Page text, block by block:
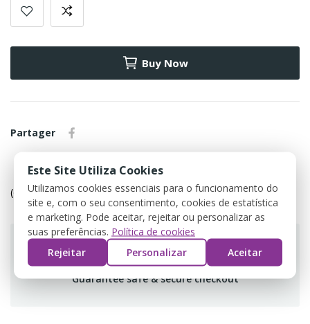
Buy Now
Partager
Política de devolução
(editar com o módulo Customer Reassurance)
Guarantee safe & secure checkout
Este Site Utiliza Cookies
Utilizamos cookies essenciais para o funcionamento do
site e, com o seu consentimento, cookies de estatística
e marketing. Pode aceitar, rejeitar ou personalizar as
suas preferências. Política de cookies
Rejeitar
Personalizar Aceitar